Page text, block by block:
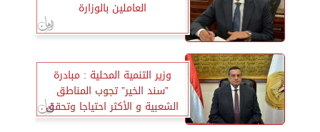
العاملين بالوزارة
وزير التنمية المحلية : مبادرة
”سند الخير” تجوب المناطق
الشعبية و الأكثر احتياجا وتحقق
مبيعات 95 مليون جنيه